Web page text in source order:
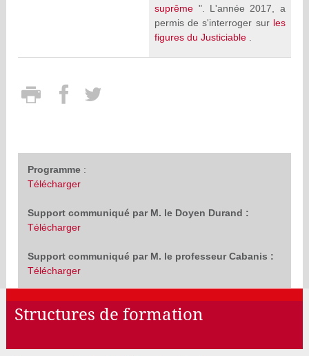
suprême ". L'année 2017, a
permis de s'interroger sur les
figures du Justiciable
Programme :
Télécharger
Support communiqué par M. le Doyen Durand :
Télécharger
Support communiqué par M. le professeur Cabanis :
Télécharger
Structures de formation